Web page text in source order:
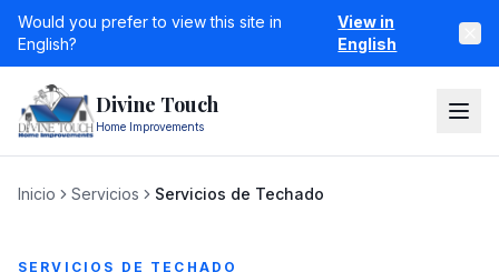
Would you prefer to view this site in
English?
View in
English
Divine Touch
Home Improvements
Inicio Servicios Servicios de Techado
SERVICIOS DE TECHADO